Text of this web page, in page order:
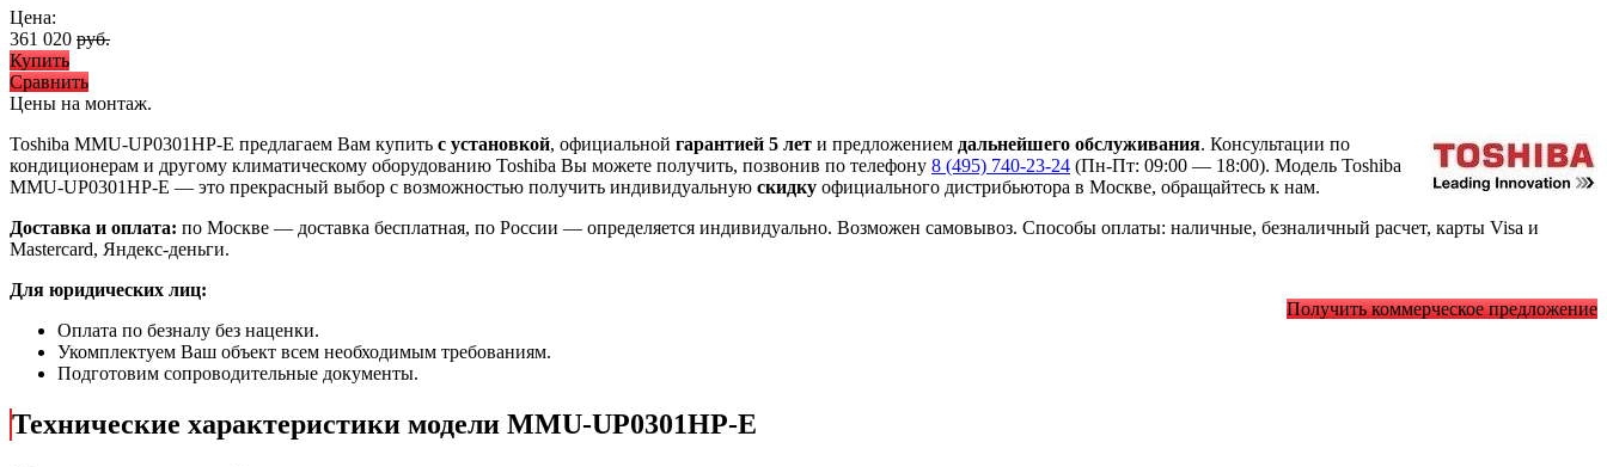
Цена:
361 020 руб.
Купить
Сравнить
Цены на монтаж.
Toshiba MMU-UP0301HP-E предлагаем Вам купить с установкой, официальной гарантией 5 лет и предложением дальнейшего обслуживания. Консультации по
кондиционерам и другому климатическому оборудованию Toshiba Вы можете получить, позвонив по телефону 8 (495) 740-23-24 (Пн-Пт: 09:00 — 18:00). Модель Toshiba
MMU-UP0301HP-E — это прекрасный выбор с возможностью получить индивидуальную скидку официального дистрибьютора в Москве, обращайтесь к нам.
Доставка и оплата: по Москве — доставка бесплатная, по России — определяется индивидуально. Возможен самовывоз. Способы оплаты: наличные, безналичный расчет, карты Visa и
Mastercard, Яндекс-деньги.
Получить коммерческое предложение
Для юридических лиц:
Оплата по безналу без наценки.
Укомплектуем Ваш объект всем необходимым требованиям.
Подготовим сопроводительные документы.
Технические характеристики модели MMU-UP0301HP-E